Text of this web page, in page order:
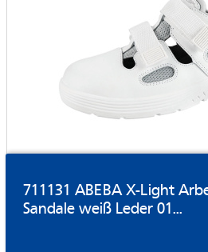
711131 ABEBA X-Light
Sandale weiß Leder 01...